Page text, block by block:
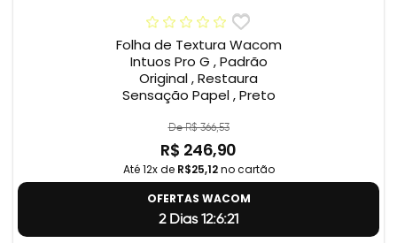
Folha de Textura Wacom
Intuos Pro G , Padrão
Original , Restaura
Sensação Papel , Preto
De R$ 366,53
R$ 246,90
Até 12x de R$25,12no cartão
OFERTAS WACOM
2 Dias 12:6:20